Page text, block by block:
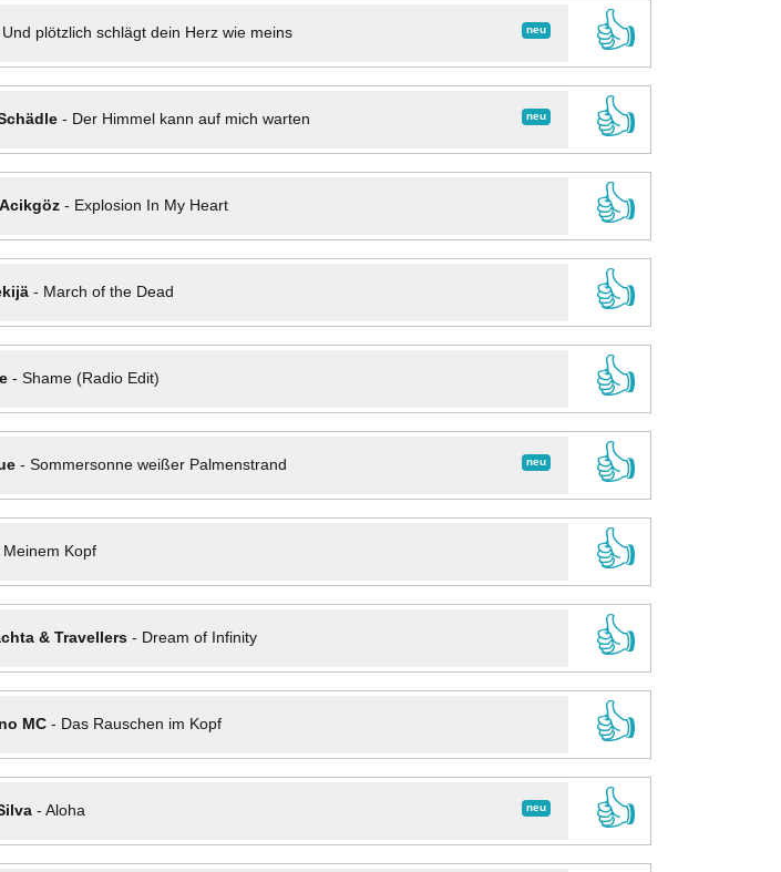
neu
Und plötzlich schlägt dein Herz wie meins
👍
neu
- Der Himmel kann auf mich warten
👍
- Explosion In My Heart
👍
- March of the Dead
👍
- Shame (Radio Edit)
👍
neu
- Sommersonne weißer Palmenstrand
👍
Meinem Kopf
👍
& Travellers- Dream of Infinity
👍
MC- Das Rauschen im Kopf
👍
neu
- Aloha
👍